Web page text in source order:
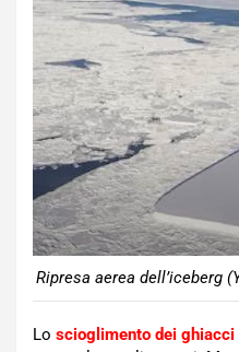
Ripresa aerea dell’iceberg
Lo scioglimento dei